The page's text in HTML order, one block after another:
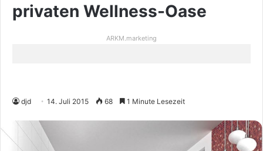
privaten Wellness-Oase
ARKM.marketing
djd 14. Juli 2015 68 1 Minute Lesezeit